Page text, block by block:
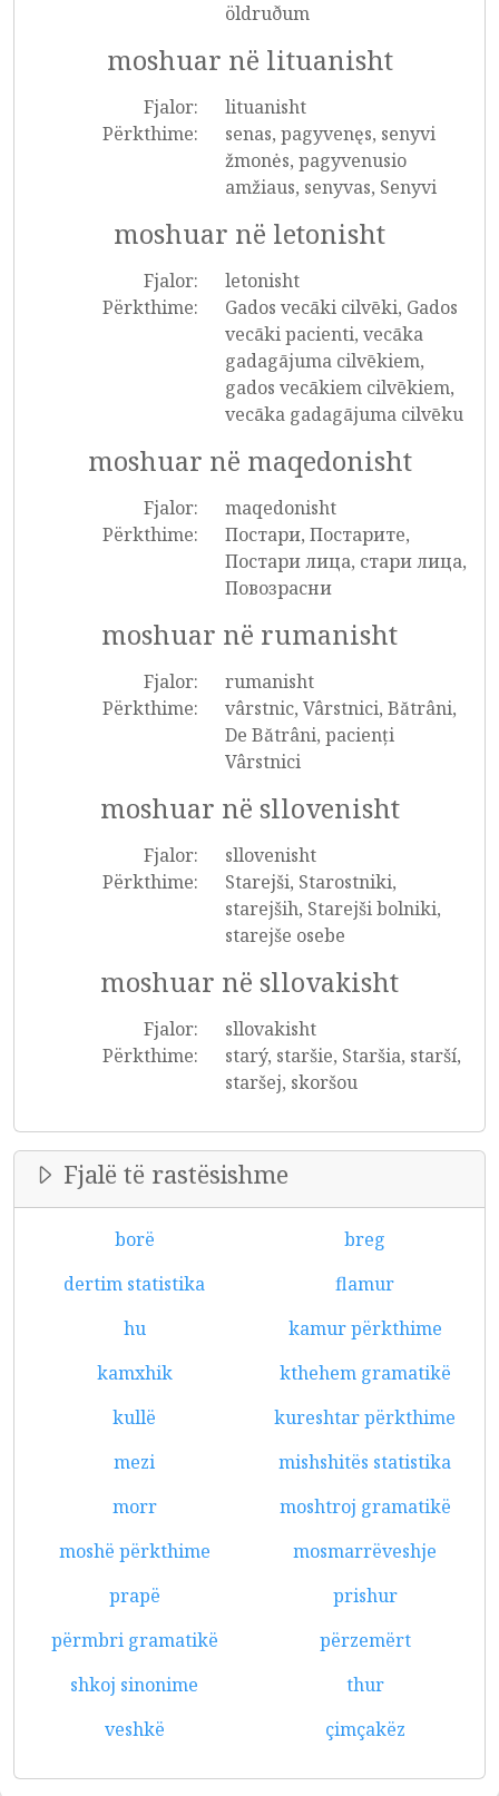
öldruðum
moshuar në lituanisht
Fjalor:
lituanisht
Përkthime:
senas, pagyvenęs, senyvi
žmonės, pagyvenusio
amžiaus, senyvas, Senyvi
moshuar në letonisht
Fjalor:
letonisht
Përkthime:
Gados vecāki cilvēki, Gados
vecāki pacienti, vecāka
gadagājuma cilvēkiem,
gados vecākiem cilvēkiem,
vecāka gadagājuma cilvēku
moshuar në maqedonisht
Fjalor:
maqedonisht
Përkthime:
Постари, Постарите,
Постари лица, стари лица,
Повозрасни
moshuar në rumanisht
Fjalor:
rumanisht
Përkthime:
vârstnic, Vârstnici, Bătrâni,
De Bătrâni, pacienți
Vârstnici
moshuar në sllovenisht
Fjalor:
sllovenisht
Përkthime:
Starejši, Starostniki,
starejših, Starejši bolniki,
starejše osebe
moshuar në sllovakisht
Fjalor:
sllovakisht
Përkthime:
starý, staršie, Staršia, starší,
staršej, skoršou
Fjalë të rastësishme
borë
breg
dertim statistika
flamur
hu
kamur përkthime
kamxhik
kthehem gramatikë
kullë
kureshtar përkthime
mezi
mishshitës statistika
morr
moshtroj gramatikë
moshë përkthime
mosmarrëveshje
prapë
prishur
përmbri gramatikë
përzemërt
shkoj sinonime
thur
veshkë
çimçakëz